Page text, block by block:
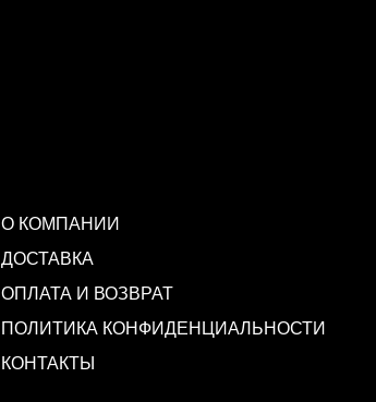
О КОМПАНИИ
ДОСТАВКА
ОПЛАТА И ВОЗВРАТ
ПОЛИТИКА КОНФИДЕНЦИАЛЬНОСТИ
КОНТАКТЫ